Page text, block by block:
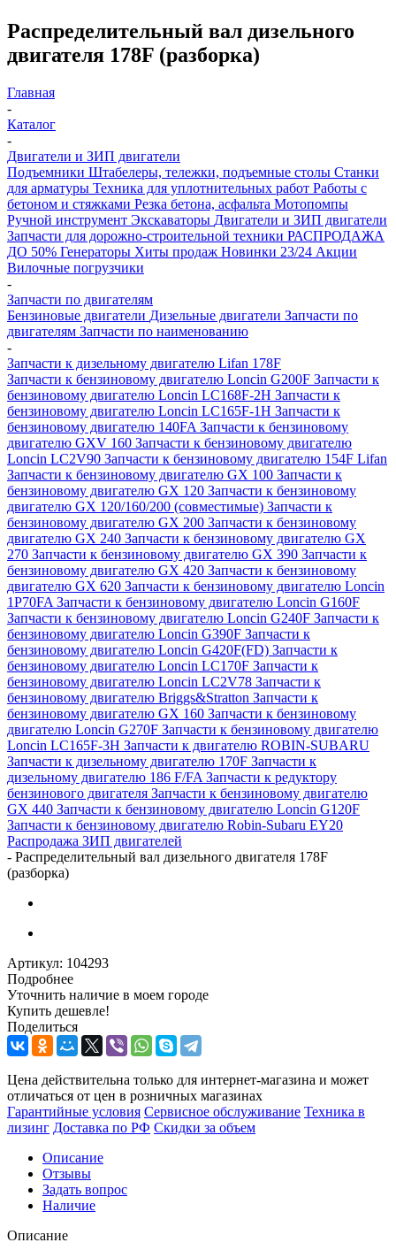
Распределительный вал дизельного
двигателя 178F (разборка)
Главная
-
Каталог
-
Двигатели и ЗИП двигатели
Подъемники Штабелеры, тележки, подъемные столы Станки
для арматуры Техника для уплотнительных работ Работы с
бетоном и стяжками Резка бетона, асфальта Мотопомпы
Ручной инструмент Экскаваторы Двигатели и ЗИП двигатели
Запчасти для дорожно-строительной техники РАСПРОДАЖА
ДО 50% Генераторы Хиты продаж Новинки 23/24 Акции
Вилочные погрузчики
-
Запчасти по двигателям
Бензиновые двигатели Дизельные двигатели Запчасти по
двигателям Запчасти по наименованию
-
Запчасти к дизельному двигателю Lifan 178F
Запчасти к бензиновому двигателю Loncin G200F Запчасти к
бензиновому двигателю Loncin LC168F-2H Запчасти к
бензиновому двигателю Loncin LC165F-1H Запчасти к
бензиновому двигателю 140FA Запчасти к бензиновому
двигателю GXV 160 Запчасти к бензиновому двигателю
Loncin LC2V90 Запчасти к бензиновому двигателю 154F Lifan
Запчасти к бензиновому двигателю GX 100 Запчасти к
бензиновому двигателю GX 120 Запчасти к бензиновому
двигателю GX 120/160/200 (совместимые) Запчасти к
бензиновому двигателю GX 200 Запчасти к бензиновому
двигателю GX 240 Запчасти к бензиновому двигателю GX
270 Запчасти к бензиновому двигателю GX 390 Запчасти к
бензиновому двигателю GX 420 Запчасти к бензиновому
двигателю GX 620 Запчасти к бензиновому двигателю Loncin
1P70FA Запчасти к бензиновому двигателю Loncin G160F
Запчасти к бензиновому двигателю Loncin G240F Запчасти к
бензиновому двигателю Loncin G390F Запчасти к
бензиновому двигателю Loncin G420F(FD) Запчасти к
бензиновому двигателю Loncin LC170F Запчасти к
бензиновому двигателю Loncin LC2V78 Запчасти к
бензиновому двигателю Briggs&Stratton Запчасти к
бензиновому двигателю GX 160 Запчасти к бензиновому
двигателю Loncin G270F Запчасти к бензиновому двигателю
Loncin LC165F-3H Запчасти к двигателю ROBIN-SUBARU
Запчасти к дизельному двигателю 170F Запчасти к
дизельному двигателю 186 F/FA Запчасти к редуктору
бензинового двигателя Запчасти к бензиновому двигателю
GX 440 Запчасти к бензиновому двигателю Loncin G120F
Запчасти к бензиновому двигателю Robin-Subaru EY20
Распродажа ЗИП двигателей
- Распределительный вал дизельного двигателя 178F
(разборка)
Артикул: 104293
Подробнее
Уточнить наличие в моем городе
Купить дешевле!
Поделиться
Цена действительна только для интернет-магазина и может
отличаться от цен в розничных магазинах
Гарантийные условия Сервисное обслуживание Техника в
лизинг Доставка по РФ Скидки за объем
Описание
Отзывы
Задать вопрос
Наличие
Описание